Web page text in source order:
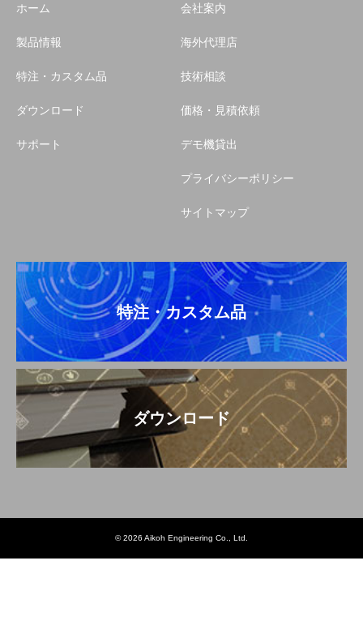
ホーム
製品情報
特注・カスタム品
ダウンロード
サポート
会社案内
海外代理店
技術相談
価格・見積依頼
デモ機貸出
プライバシーポリシー
サイトマップ
特注・カスタム品
ダウンロード
© 2026 Aikoh Engineering Co., Ltd.